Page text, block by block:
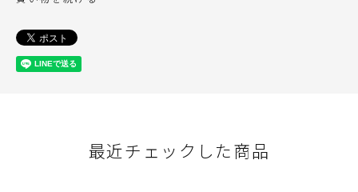
最近チェックした商品